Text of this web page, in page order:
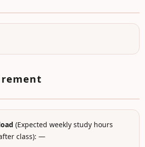
(Expected weekly study hours
class): —